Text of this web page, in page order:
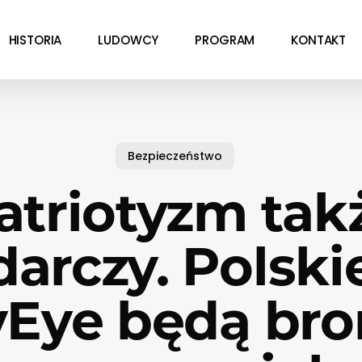
HISTORIA LUDOWCY PROGRAM KONTAKT
Bezpieczeństwo
będą